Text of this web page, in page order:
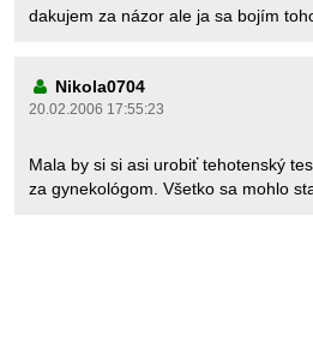
dakujem za názor ale ja sa bojím
Nikola0704
20.02.2006 17:55:23
Mala by si si asi urobiť tehotenský
za gynekológom. Všetko sa mohlo